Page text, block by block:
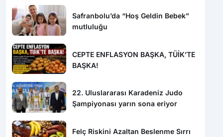
Safranbolu’da “Hoş Geldin Bebek”
mutluluğu
CEPTE ENFLASYON BAŞKA, TÜİK’TE
BAŞKA!
22. Uluslararası Karadeniz Judo
Şampiyonası yarın sona eriyor
Felç Riskini Azaltan Beslenme Sırrı